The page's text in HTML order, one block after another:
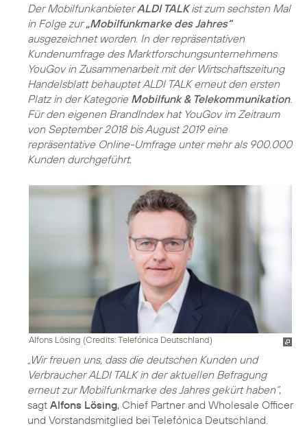
Der MobilfunkanbieterALDI TALKist zum sechsten Mal
in Folge zur„Mobilfunkmarke des Jahres“
ausgezeichnet worden. In der repräsentativen
Kundenumfrage des Marktforschungsunternehmens
YouGov in Zusammenarbeit mit der Wirtschaftszeitung
Handelsblatt behauptet ALDI TALK erneut den ersten
Platz in der Kategorie Mobilfunk & Telekommunikation.
Für den eigenen BrandIndex hat YouGov im Zeitraum
von September 2018 bis August 2019 eine
repräsentative Online-Umfrage unter mehr als 900.000
Kunden durchgeführt.
Alfons Lösing (Credits: Telefónica Deutschland)
„Wir freuen uns, dass die deutschen Kunden und
Verbraucher ALDI TALK in der aktuellen Befragung
erneut zur Mobilfunkmarke des Jahres gekürt haben“,
sagt Alfons Lösing, Chief Partner and Wholesale Officer
und Vorstandsmitglied bei Telefónica Deutschland.